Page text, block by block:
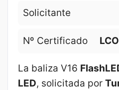
Solicitante
Nº Certificado
La baliza V16
LED, solicitada por